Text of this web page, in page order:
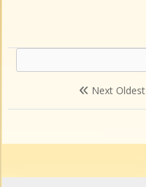
Next Oldest